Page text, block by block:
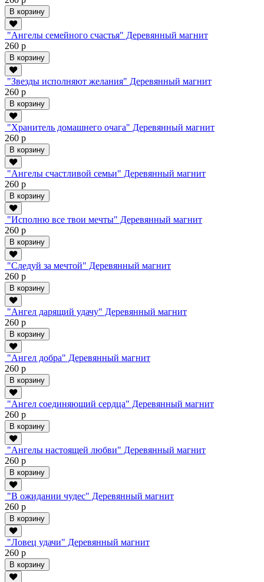
В корзину
"Ангелы семейного счастья" Деревянный магнит
260 р
В корзину
"Звезды исполняют желания" Деревянный магнит
260 р
В корзину
"Хранитель домашнего очага" Деревянный магнит
260 р
В корзину
"Ангелы счастливой семьи" Деревянный магнит
260 р
В корзину
"Исполню все твои мечты" Деревянный магнит
260 р
В корзину
"Следуй за мечтой" Деревянный магнит
260 р
В корзину
"Ангел дарящий удачу" Деревянный магнит
260 р
В корзину
"Ангел добра" Деревянный магнит
260 р
В корзину
"Ангел соединяющий сердца" Деревянный магнит
260 р
В корзину
"Ангелы настоящей любви" Деревянный магнит
260 р
В корзину
"В ожидании чудес" Деревянный магнит
260 р
В корзину
"Ловец удачи" Деревянный магнит
260 р
В корзину